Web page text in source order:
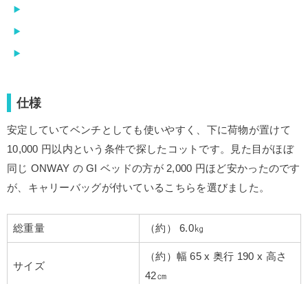
仕様
安定していてベンチとしても使いやすく、下に荷物が置けて
10,000 円以内という条件で探したコットです。見た目がほぼ
同じ ONWAY の GI ベッドの方が 2,000 円ほど安かったのです
が、キャリーバッグが付いているこちらを選びました。
総重量 （約） 6.0㎏
サイズ
（約）幅 65 x 奥行 190 x 高さ
42㎝